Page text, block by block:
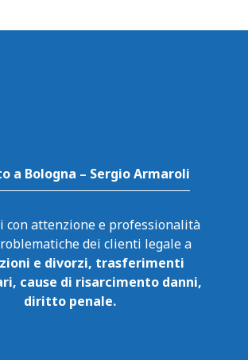
a Bologna – Sergio Armaroli
con attenzione e professionalità
e divorzi, trasferimenti
cause di risarcimento danni,
diritto penale.